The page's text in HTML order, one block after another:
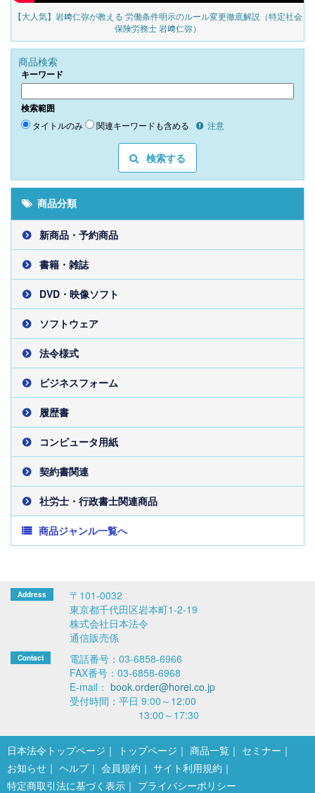
【大人気】岩﨑仁弥が教える 労働条件明示のルール変更徹底解説（特定社会
保険労務士 岩﨑仁弥）
商品検索
キーワード
検索範囲
タイトルのみ 関連キーワードも含める 注意
検索する
商品分類
新商品・予約商品
書籍・雑誌
DVD・映像ソフト
ソフトウェア
法令様式
ビジネスフォーム
履歴書
コンピュータ用紙
契約書関連
社労士・行政書士関連商品
商品ジャンル一覧へ
〒101-0032
東京都千代田区岩本町1-2-19
株式会社日本法令
通信販売係
電話番号：03-6858-6966
FAX番号：03-6858-6968
E-mail： book.order@horei.co.jp
受付時間：平日 9:00～12:00
13:00～17:30
日本法令トップページ トップページ 商品一覧
セミナー
お知らせ
ヘルプ 会員規約
サイト利用規約
特定商取引法に基づく表示
プライバシーポリシー